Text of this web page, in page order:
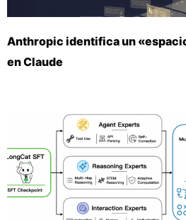
Anthropic identifica un
en Claude